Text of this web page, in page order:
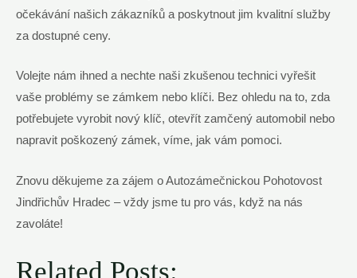
očekávání našich zákazníků a poskytnout jim kvalitní služby
za dostupné ceny.
Volejte nám ihned a nechte naši zkušenou technici vyřešit
vaše problémy se zámkem nebo klíči. Bez ohledu na to, zda
potřebujete vyrobit nový klíč, otevřít zamčený automobil nebo
napravit poškozený zámek, víme, jak vám pomoci.
Znovu děkujeme za zájem o Autozámečnickou Pohotovost
Jindřichův Hradec – vždy jsme tu pro vás, když na nás
zavoláte!
Related Posts: